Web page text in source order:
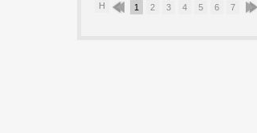
Н 1 2 3 4 5 6 7 8